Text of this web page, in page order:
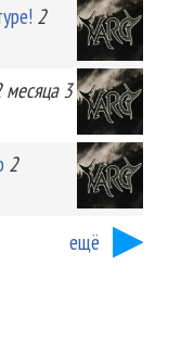
2
месяца 3
2
ещё